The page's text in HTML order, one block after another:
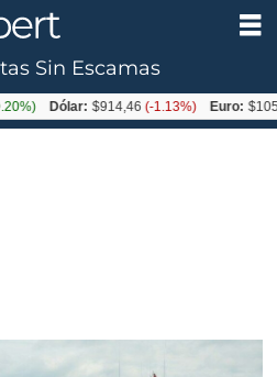
Sin Escamas
Dólar: $914,46(-1.13%) Euro: $1054,01